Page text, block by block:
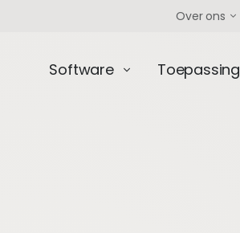
Over ons
Software Toepassing